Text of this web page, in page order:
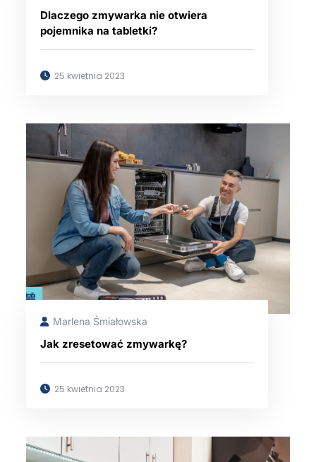
Dlaczego zmywarka nie otwiera
pojemnika na tabletki?
25 kwietnia 2023
Marlena Śmiałowska
Jak zresetować zmywarkę?
25 kwietnia 2023